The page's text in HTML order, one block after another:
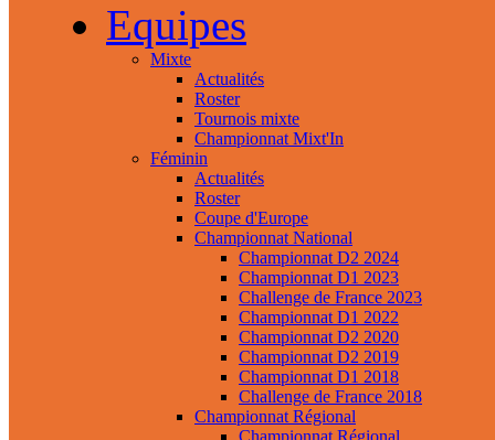
Equipes
Mixte
Actualités
Roster
Tournois mixte
Championnat Mixt'In
Féminin
Actualités
Roster
Coupe d'Europe
Championnat National
Championnat D2 2024
Championnat D1 2023
Challenge de France 2023
Championnat D1 2022
Championnat D2 2020
Championnat D2 2019
Championnat D1 2018
Challenge de France 2018
Championnat Régional
Championnat Régional